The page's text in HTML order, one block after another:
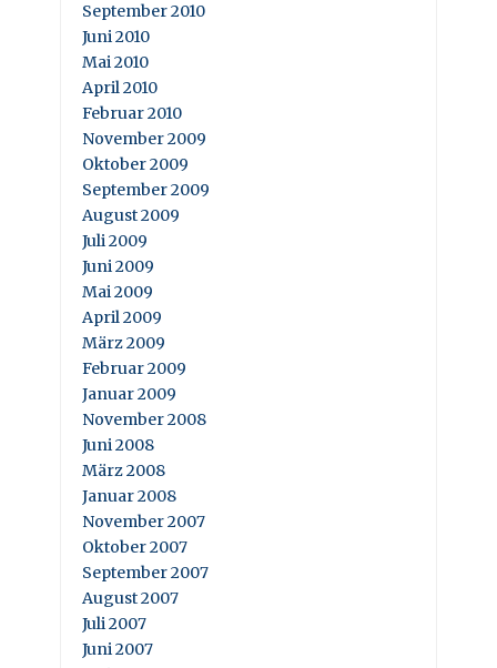
September 2010
Juni 2010
Mai 2010
April 2010
Februar 2010
November 2009
Oktober 2009
September 2009
August 2009
Juli 2009
Juni 2009
Mai 2009
April 2009
März 2009
Februar 2009
Januar 2009
November 2008
Juni 2008
März 2008
Januar 2008
November 2007
Oktober 2007
September 2007
August 2007
Juli 2007
Juni 2007